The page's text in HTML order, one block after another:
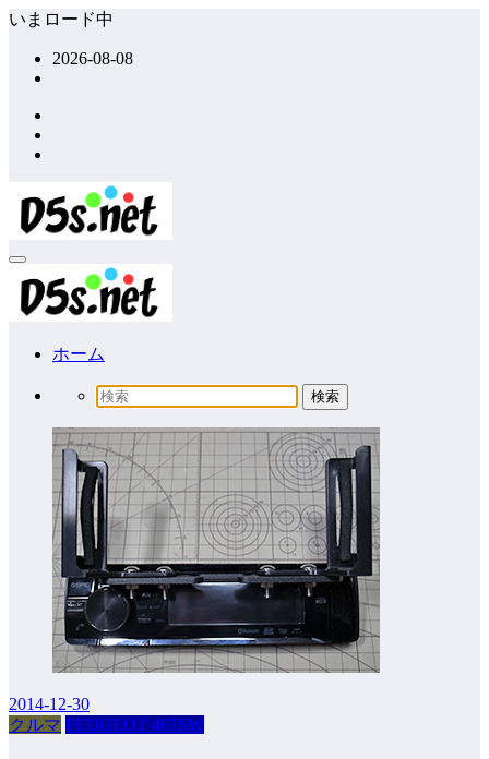
コ
ッ
プ
いまロード中
2026-08-08
ホーム
2014-12-30
クルマ PEUGEOT 407SW